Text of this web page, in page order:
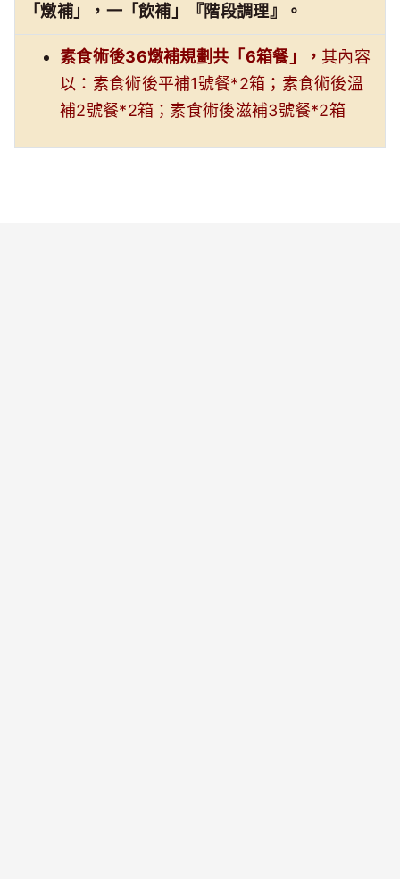
「燉補」，一「飲補」『階段調理』。
素食術後36燉補規劃共「6箱餐」， 其內容
以：素食術後平補1號餐*2箱；素食術後溫
補2號餐*2箱；素食術後滋補3號餐*2箱